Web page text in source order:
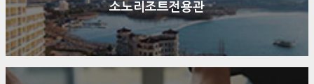
소노리조트전용관